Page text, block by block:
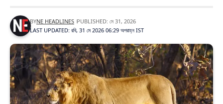
LAST UPDATED: রবি, 31 মে 2026 06:29 অপরাহ্ন IST
BYNE HEADLINES PUBLISHED: মে 31, 2026